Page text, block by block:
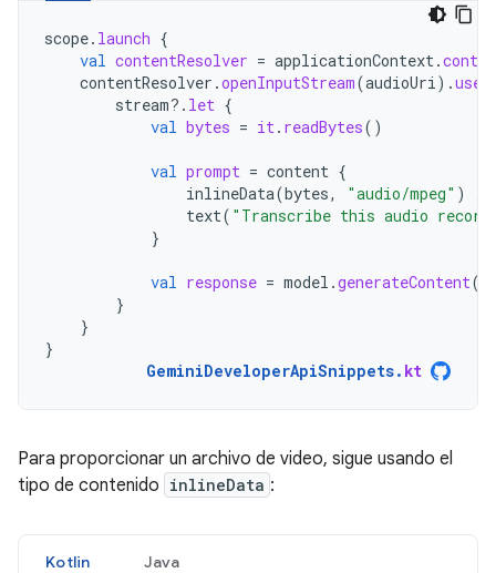
scope. launch {
val contentResolver = applicationContext .
contentResolver .openInputStream(audioUri ).use
stream?. let {
val bytes = it . readBytes()
val prompt = content {
inlineData(bytes, "audio/mpeg" )
text( "Transcribe this audio
}
val response = model .generateContent(
}
}
}
GeminiDeveloperApiSnippets. kt
Para proporcionar un archivo de video, sigue usando el
tipo de contenido inlineData :
Kotlin Java